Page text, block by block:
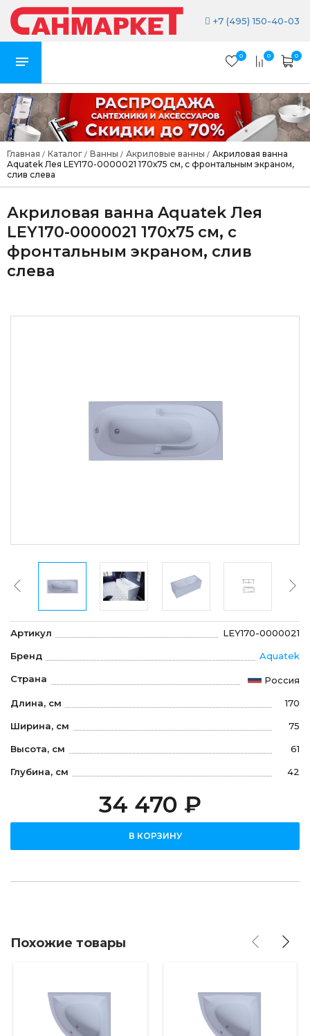
+7 (495) 150-40-03
0 0 0
Главная / Каталог / Ванны / Акриловые ванны / Акриловая ванна
Aquatek Лея LEY170-0000021 170х75 см, с фронтальным экраном,
слив слева
Акриловая ванна Aquatek Лея
LEY170-0000021 170х75 см, с
фронтальным экраном, слив
слева
Артикул LEY170-0000021
Бренд Aquatek
Страна Россия
Длина, см 170
Ширина, см 75
Высота, см 61
Глубина, см 42
34 470 ₽
В КОРЗИНУ
Похожие товары